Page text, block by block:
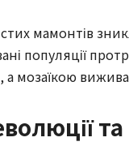
мамонтів
популяції
мозаїкою